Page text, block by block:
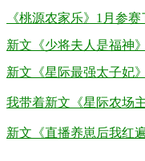
《桃源农家乐》1月参
新文《少将夫人是福神
新文《星际最强太子妃
我带着新文《星际农场
新文《直播养崽后我红